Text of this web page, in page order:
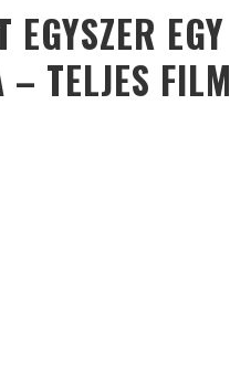
EGYSZER EGY
– TELJES FILM